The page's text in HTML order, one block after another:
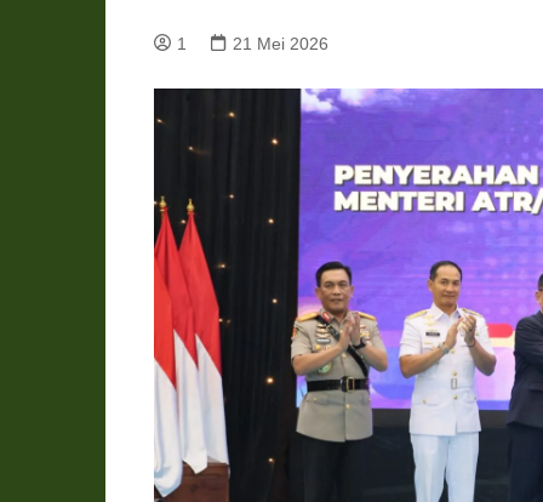
Pemkab Kotim
Pemkab Lamandau
Pemkab Murung Raya
Pemkab Pulang Pisau
Pemkab Seruyan
Pemkab Sukamara
DPRD Kotawaringin
DPRD Murung Raya
DPRD Pulang Pisau
DPRD Seruyan
DPRD Sukamara
1 21 Mei 2026